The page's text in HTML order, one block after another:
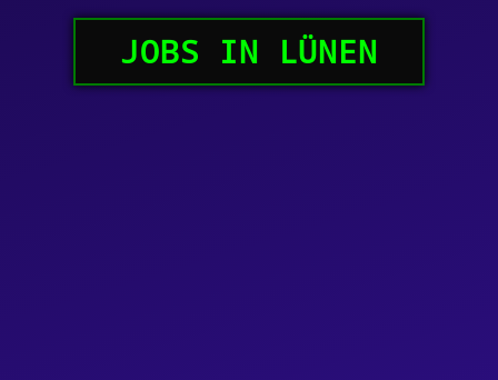
JOBS IN LÜNEN